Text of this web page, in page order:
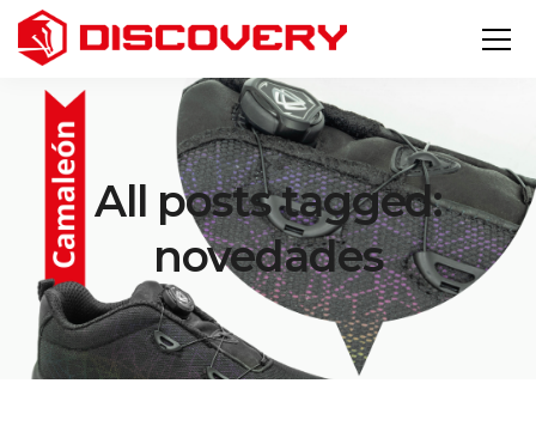
All posts tagged:
novedades